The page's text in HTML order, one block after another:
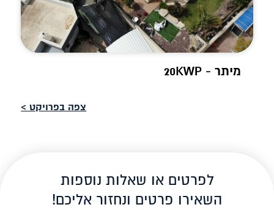
מיתר - 20KWP
צפה בפרויקט >
לפרטים או שאלות נוספות
השאירו פרטים ונחזור אליכם!